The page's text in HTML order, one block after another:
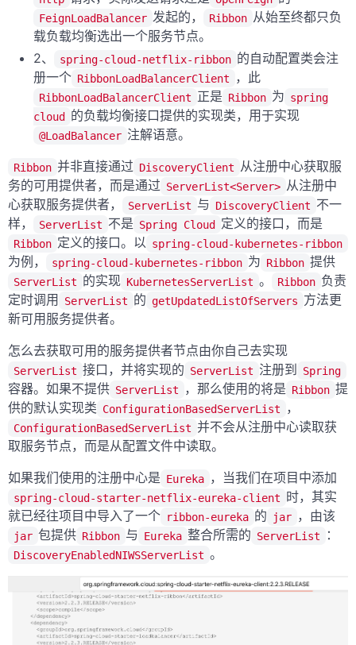
FeignLoadBalancer 发起的， Ribbon 从始至终都只负
载负载均衡选出一个服务节点。
2、
spring-cloud-netflix-ribbon 的自动配置类会注
册一个 RibbonLoadBalancerClient ，此
RibbonLoadBalancerClient 正是 Ribbon 为 spring
cloud 的负载均衡接口提供的实现类，用于实现
@LoadBalancer 注解语意。
Ribbon 并非直接通过 DiscoveryClient 从注册中心获取服
务的可用提供者，而是通过 ServerList<Server> 从注册中
心获取服务提供者，
ServerList 与 DiscoveryClient 不一
样，
ServerList 不是 Spring Cloud 定义的接口，而是
Ribbon 定义的接口。以 spring-cloud-kubernetes-ribbon
为例， spring-cloud-kubernetes-ribbon 为 Ribbon 提供
ServerList 的实现 KubernetesServerList 。 Ribbon 负责
定时调用
ServerList 的 getUpdatedListOfServers 方法更
新可用服务提供者。
怎么去获取可用的服务提供者节点由你自己去实现
ServerList 接口，并将实现的 ServerList 注册到 Spring
容器。如果不提供 ServerList ，那么使用的将是 Ribbon 提
供的默认实现类 ConfigurationBasedServerList ，
ConfigurationBasedServerList 并不会从注册中心读取获
取服务节点，而是从配置文件中读取。
如果我们使用的注册中心是 Eureka ，当我们在项目中添加
spring-cloud-starter-netflix-eureka-client 时，其实
就已经往项目中导入了一个 ribbon-eureka 的 jar ，由该
jar 包提供 Ribbon 与 Eureka 整合所需的 ServerList ：
DiscoveryEnabledNIWSServerList 。